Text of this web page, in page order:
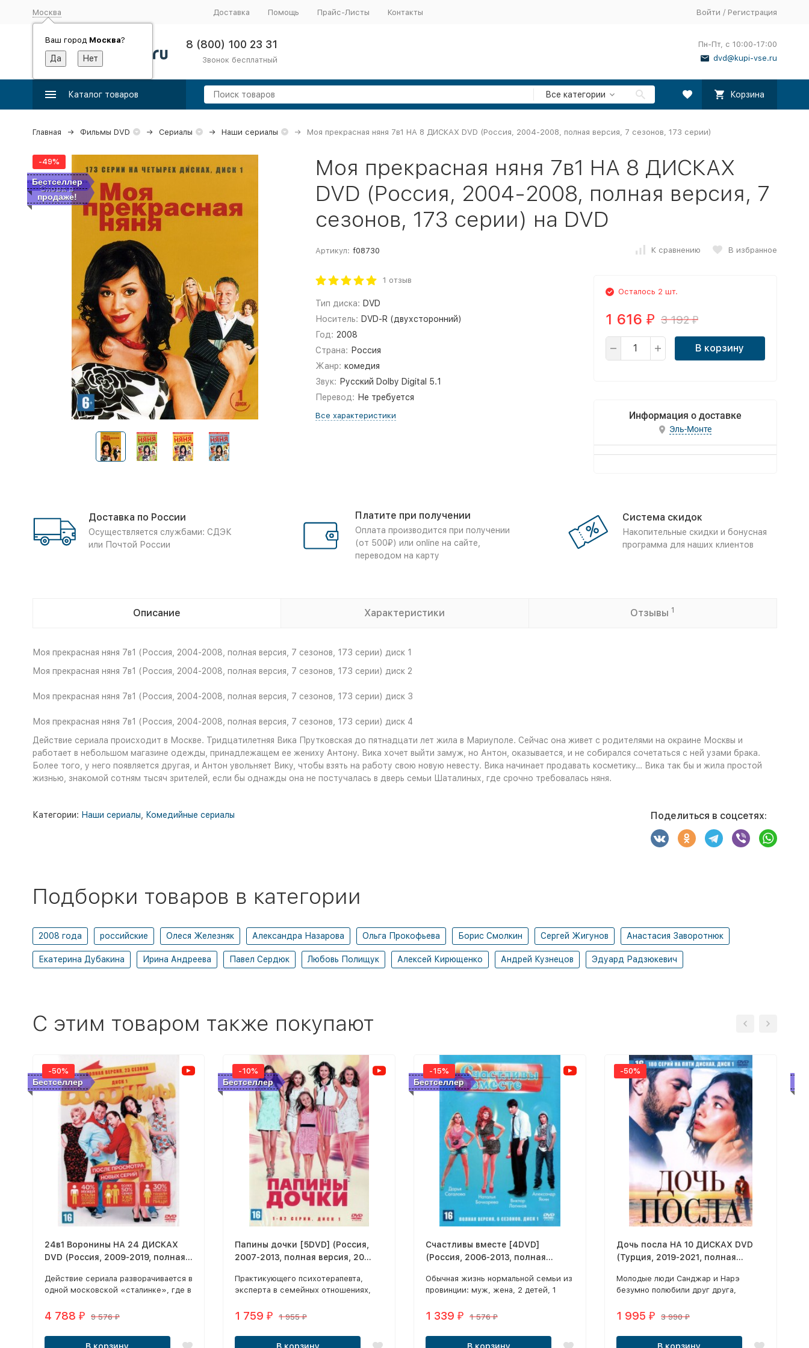
Москва
Ваш город Москва?
Доставка Помощь Прайс-Листы Контакты Войти / Регистрация
8 (800) 100 23 31
Звонок бесплатный
Пн-Пт, с 10:00-17:00
dvd@kupi-vse.ru
Каталог товаров Все категории Корзина
Главная Фильмы DVD Сериалы Наши сериалы Моя прекрасная няня 7в1 НА 8 ДИСКАХ DVD (Россия, 2004-2008, полная версия, 7 сезонов, 173 серии)
-49%
Снова в
продаже!
Бестселлер
Моя прекрасная няня 7в1 НА 8 ДИСКАХ
DVD (Россия, 2004-2008, полная версия, 7
сезонов, 173 серии) на DVD
Артикул: f08730 К сравнению В избранное
1 отзыв
Тип диска: DVD
Носитель: DVD-R (двухсторонний)
Год: 2008
Страна: Россия
Жанр: комедия
Звук: Русский Dolby Digital 5.1
Перевод: Не требуется
Все характеристики
Осталось 2 шт.
1 616 ₽ 3 192₽
В корзину
Информация о доставке
Эль-Монте
Доставка по России
Осуществляется службами: СДЭК
или Почтой России
Платите при получении
Оплата производится при получении
(от 500₽) или online на сайте,
переводом на карту
Система скидок
Накопительные скидки и бонусная
программа для наших клиентов
Описание Характеристики Отзывы 1
Моя прекрасная няня 7в1 (Россия, 2004-2008, полная версия, 7 сезонов, 173 серии) диск 1
Моя прекрасная няня 7в1 (Россия, 2004-2008, полная версия, 7 сезонов, 173 серии) диск 2
Моя прекрасная няня 7в1 (Россия, 2004-2008, полная версия, 7 сезонов, 173 серии) диск 3
Моя прекрасная няня 7в1 (Россия, 2004-2008, полная версия, 7 сезонов, 173 серии) диск 4
Действие сериала происходит в Москве. Тридцатилетняя Вика Прутковская до пятнадцати лет жила в Мариуполе. Сейчас она живет с родителями на окраине Москвы и
работает в небольшом магазине одежды, принадлежащем ее жениху Антону. Вика хочет выйти замуж, но Антон, оказывается, и не собирался сочетаться с ней узами брака.
Более того, у него появляется другая, и Антон увольняет Вику, чтобы взять на работу свою новую невесту. Вика начинает продавать косметику… Вика так бы и жила простой
жизнью, знакомой сотням тысяч зрителей, если бы однажды она не постучалась в дверь семьи Шаталиных, где срочно требовалась няня.
Категории: Наши сериалы Комедийные сериалы Поделиться в соцсетях:
Подборки товаров в категории
2008 года российские Олеся Железняк Александра Назарова Ольга Прокофьева Борис Смолкин Сергей Жигунов Анастасия Заворотнюк
Екатерина Дубакина Ирина Андреева Павел Сердюк Любовь Полищук Алексей Кирющенко Андрей Кузнецов Эдуард Радзюкевич
C этим товаром также покупают
Бестселлер
-50%
24в1 Воронины НА 24 ДИСКАХ
DVD (Россия, 2009-2019, полная
Действие сериала разворачивается в
одной московской «сталинке», где в
молодая семья.
4 788 ₽ 9 576₽
В корзину
Бестселлер
-10%
Папины дочки [5DVD] (Россия,
2007-2013, полная версия, 20
Практикующего психотерапевта,
эксперта в семейных отношениях,
1 759₽ 1 955₽
В корзину
Бестселлер
-15%
Счастливы вместе [4DVD]
(Россия, 2006-2013, полная
Обычная жизнь нормальной семьи из
провинции: муж, жена, 2 детей, 1
1 339 ₽ 1 576₽
В корзину
-50%
Дочь посла НА 10 ДИСКАХ DVD
(Турция, 2019-2021, полная
Молодые люди Санджар и Нарэ
безумно полюбили друг друга,
отношений.
1 995 ₽ 3 990₽
В корзину